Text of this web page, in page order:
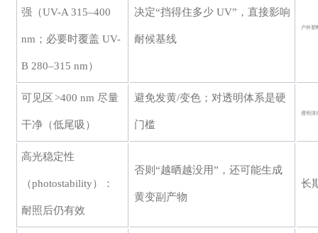
强（UV-A 315–400
nm；必要时覆盖 UV-
B 280–315 nm）
决定“挡得住多少 UV”，直接影响
耐候基线
户外塑
可见区 >400 nm 尽量
干净（低尾吸）
避免发黄/变色；对透明体系是硬
门槛
透明清
高光稳定性
（photostability）：
耐照后仍有效
否则“越晒越没用”，还可能生成
黄变副产物
长